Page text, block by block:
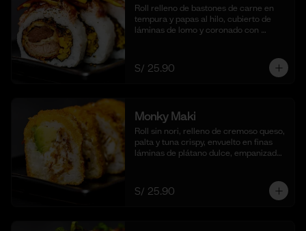
Roll relleno de bastones de carne en
tempura y papas al hilo, cubierto de
láminas de lomo y coronado con
Acompañado de nuestra salsa shoyu.
(10 cortes)
S/ 25.90
Monky Maki
Roll sin nori, relleno de cremoso queso,
palta y tuna crispy, envuelto en finas
láminas de plátano dulce, empanizado
maracuyá y quinua crocante. (10
cortes).
S/ 25.90